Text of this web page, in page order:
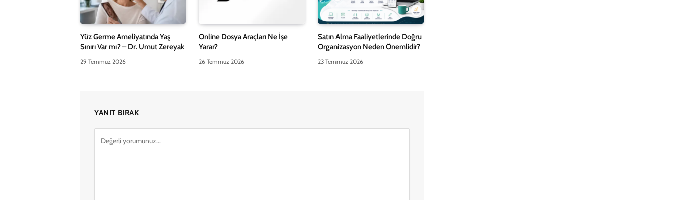
Yüz Germe Ameliyatında Yaş
Sınırı Var mı? – Dr. Umut Zereyak
29 Temmuz 2026
Online Dosya Araçları Ne İşe
Yarar?
26 Temmuz 2026
Satın Alma Faaliyetlerinde Doğru
Organizasyon Neden Önemlidir?
23 Temmuz 2026
YANIT BIRAK